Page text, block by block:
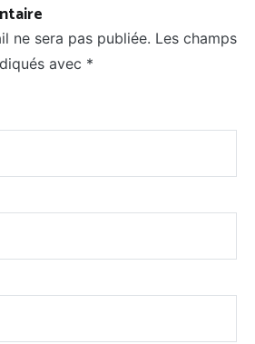
ne sera pas publiée. Les champs
avec *